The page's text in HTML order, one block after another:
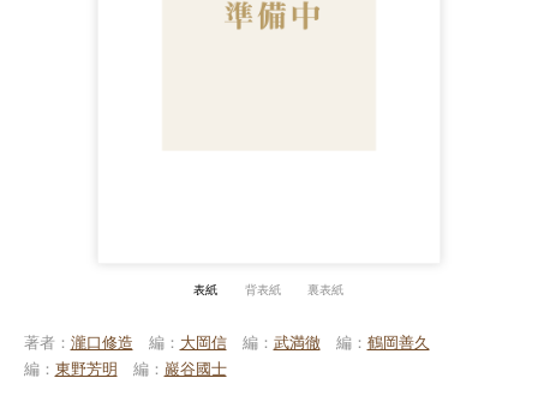
表紙 背表紙 裏表紙
著者 瀧口修造 編 大岡信 編 武満徹 編
鶴岡善久
編
東野芳明 編 巖谷國士